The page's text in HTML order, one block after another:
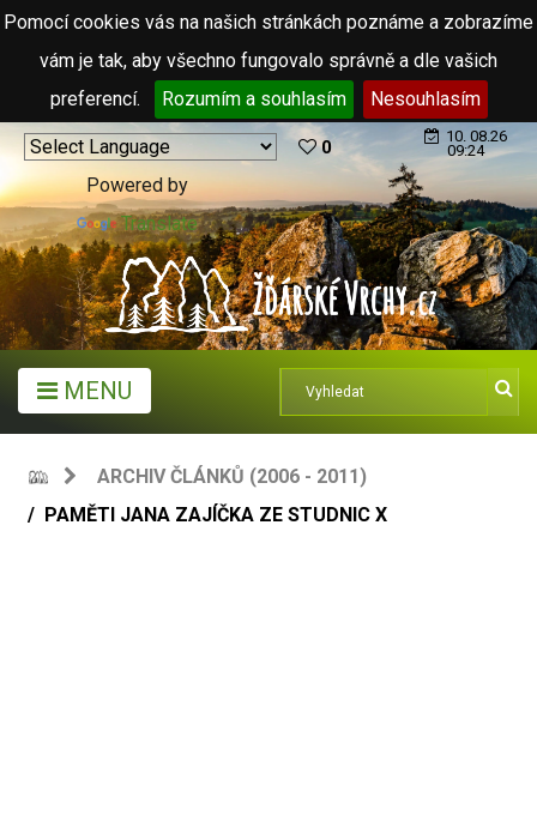
Pomocí cookies vás na našich stránkách poznáme a zobrazíme
vám je tak, aby všechno fungovalo správně a dle vašich
preferencí.
Rozumím a souhlasím Nesouhlasím
Powered by
Translate
0
10. 08.26
09:24
MENU
ARCHIV ČLÁNKŮ (2006 - 2011)
PAMĚTI JANA ZAJÍČKA ZE STUDNIC X